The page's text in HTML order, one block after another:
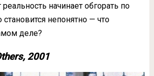
начинает обгорать по
непонятно — что
деле?
2001